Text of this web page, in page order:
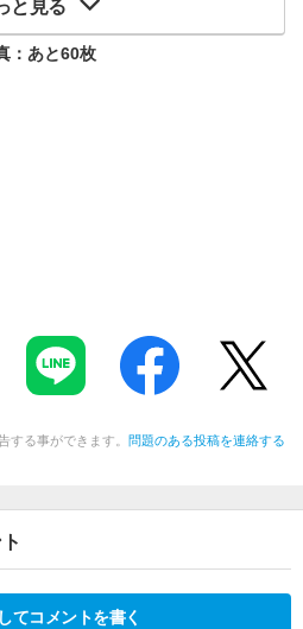
と見る
：あと60枚
する事ができます。 問題のある投稿を連絡する
てコメントを書く